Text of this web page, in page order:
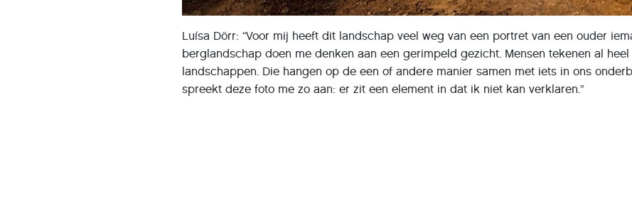
Luísa Dörr: “Voor mij heeft dit landschap veel weg van een portret van een ouder
berglandschap doen me denken aan een gerimpeld gezicht. Mensen tekenen al
landschappen. Die hangen op de een of andere manier samen met iets in ons
spreekt deze foto me zo aan: er zit een element in dat ik niet kan verklaren.”